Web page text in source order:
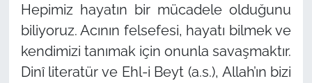
Hepimiz hayatın bir mücadele olduğunu
biliyoruz. Acının felsefesi, hayatı bilmek ve
kendimizi tanımak için onunla savaşmaktır.
Dinî literatür ve Ehl-i Beyt (a.s.), Allah’ın bizi